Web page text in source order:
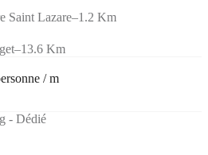
Saint Lazare–1.2 Km
–13.6 Km
/ m
- Dédié